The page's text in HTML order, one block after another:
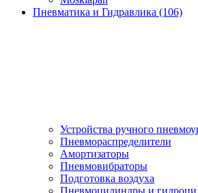
Пневматика и Гидравлика (106)
Устройства ручного
Пневмораспределители
Амортизаторы
Пневмовибраторы
Подготовка воздуха